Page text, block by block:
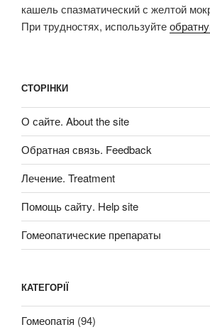
кашель спазматический с желтой
При трудностях, используйте
СТОРІНКИ
О сайте. About the site
Обратная связь. Feedback
Лечение. Treatment
Помощь сайту. Help site
Гомеопатические препараты
КАТЕГОРІЇ
Гомеопатія (94)